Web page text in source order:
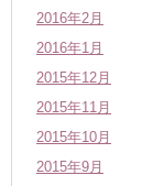
2016年2月
2016年1月
2015年12月
2015年11月
2015年10月
2015年9月